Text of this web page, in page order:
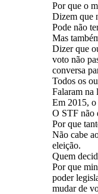
Por que o
Dizem que
Pode não
Mas
Dizer que
voto não
conversa
Todos os
Falaram na
Em 2015, o
O STF não
Por que
Não cabe
eleição.
Quem
Por que
poder
mudar de